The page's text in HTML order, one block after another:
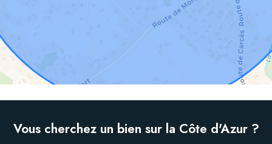
Vous cherchez un bien sur la Côte d'Azur ?